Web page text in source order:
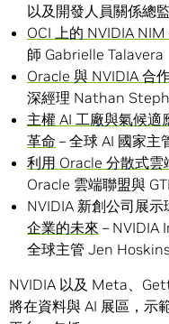
以及開發人員關係總
OCI 上的 NVIDIA
師 Gabrielle Talavera
Oracle 與 NVIDIA 合
深經理 Nathan
主權 AI 工廠與氣候適
革命 – 全球 AI 國家
利用 Oracle 分散式
Oracle 雲端聯盟與
NVIDIA 新創公司展示
企業的未來 – NVIDIA
全球主管 Jen
NVIDIA 以及 Meta、
將在資料與 AI 展區，示